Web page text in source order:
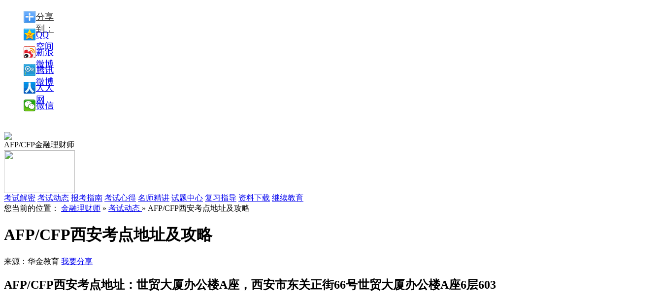
分享
到：
QQ
空间
新浪
微博
腾讯
微博
人人
网
微信
AFP/CFP金融理财师
考试解密 考试动态 报考指南 考试心得 名师精讲 试题中心 复习指导 资料下载 继续教育
您当前的位置： 金融理财师 » 考试动态 » AFP/CFP西安考点地址及攻略
AFP/CFP西安考点地址及攻略
来源：华金教育 我要分享
AFP/CFP西安考点地址：世贸大厦办公楼A座，西安市东关正街66号世贸大厦办公楼A座6层603